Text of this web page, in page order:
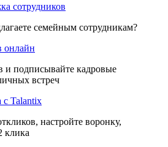
сотрудников
семейным сотрудникам?
онлайн
и подписывайте кадровые
встреч
с Talantix
настройте воронку,
клика